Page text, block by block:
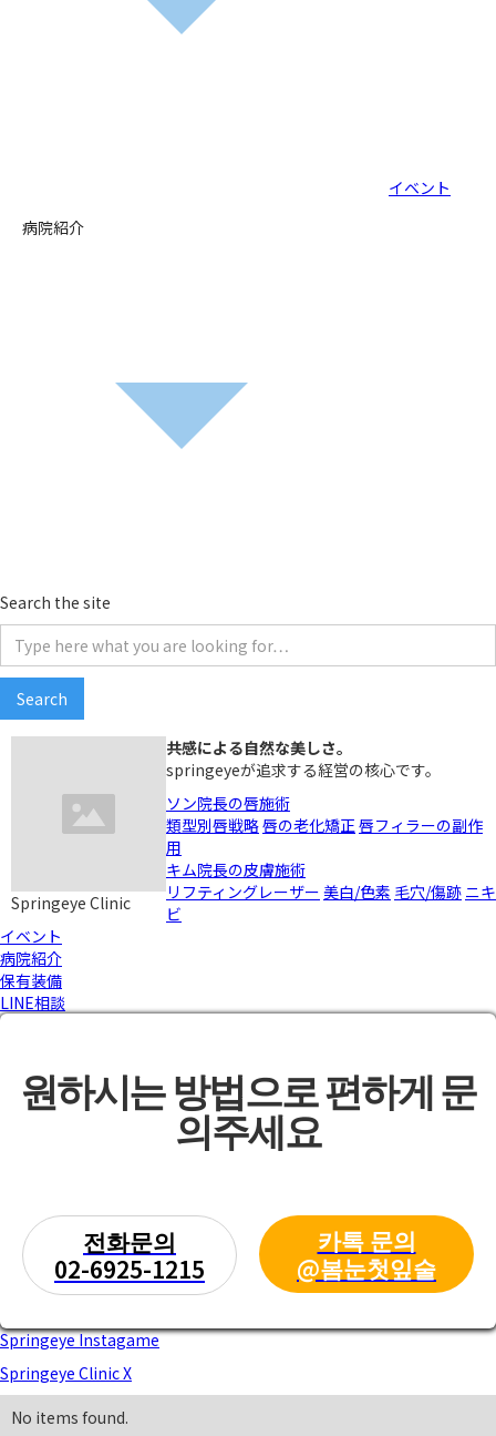
病院紹介
イベント
Search the site
Springeye Clinic
共感による自然な美しさ。
springeyeが追求する経営の核心です。
ソン院長の唇施術
類型別唇戦略唇の老化矯正唇フィラーの副作
用
キム院長の皮膚施術
リフティングレーザー 美白/色素 毛穴/傷跡 ニキ
ビ
イベント
病院紹介
保有装備
LINE相談
원하시는 방법으로 편하게 문
의주세요
전화문의
02-6925-1215
카톡 문의
@봄눈첫잎술
Springeye Instagame
Springeye Clinic X
No items found.